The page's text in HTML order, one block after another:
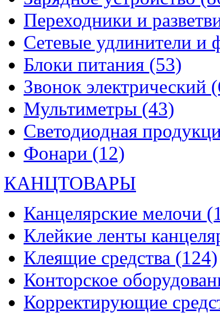
Переходники и
Сетевые удлинители и
Блоки питания (53)
Звонок электрический
Мультиметры (43)
Светодиодная
Фонари (12)
КАНЦТОВАРЫ
Канцелярские мелочи
Клейкие ленты
Клеящие средства (124)
Конторское
Корректирующие